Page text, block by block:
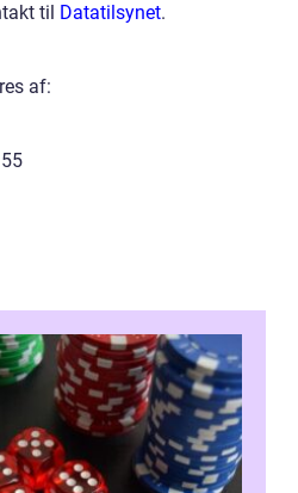
til Datatilsynet.
af: